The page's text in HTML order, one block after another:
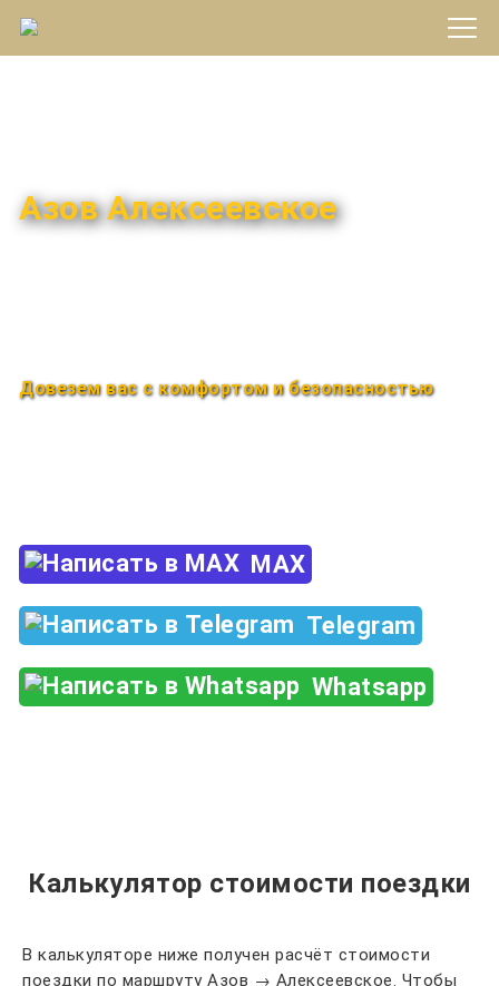
Азов Алексеевское
Довезем вас с комфортом и безопасностью
MAX
Telegram
Whatsapp
Калькулятор стоимости поездки
В калькуляторе ниже получен расчёт стоимости
поездки по маршруту Азов → Алексеевское. Чтобы